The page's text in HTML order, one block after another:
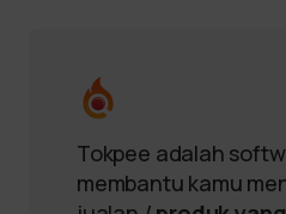
Tokpee adalah
membantu kamu